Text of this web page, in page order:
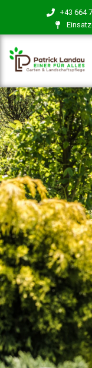
+43 664